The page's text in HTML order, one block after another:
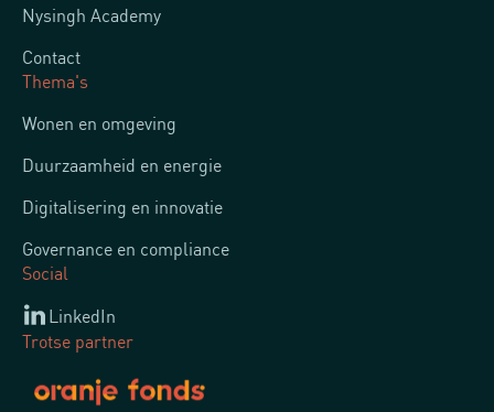
Nysingh Academy
Contact
Thema's
Wonen en omgeving
Duurzaamheid en energie
Digitalisering en innovatie
Governance en compliance
Social
LinkedIn
Trotse partner